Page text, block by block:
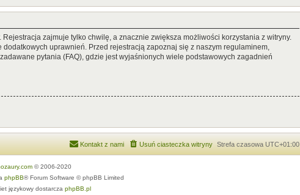
zajmuje tylko chwilę, a znacznie zwiększa możliwości korzystania z witryny.
uprawnień. Przed rejestracją zapoznaj się z naszym regulaminem,
pytania (FAQ), gdzie jest wyjaśnionych wiele podstawowych zagadnień
Strefa czasowa UTC+01:00
Usuń ciasteczka witryny
Kontakt z nami
© 2006-2020
phpBB® Forum Software © phpBB Limited
językowy dostarcza phpBB.pl